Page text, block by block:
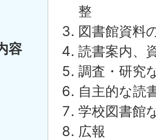
容
整
図書館資料
読書案内、
調査・研究
自主的な読
学校図書館
広報